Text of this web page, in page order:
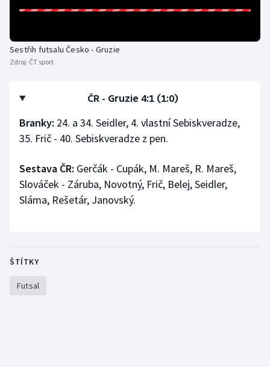
Parasport
Plážový volejbal
Ragby
Rychlobruslení
Rychlostní kanoistika
Sestřih futsalu Česko - Gruzie
Zdroj: ČT sport
ČR - Gruzie 4:1 (1:0)
Branky: 24. a 34. Seidler, 4. vlastní Sebiskveradze,
35. Frič - 40. Sebiskveradze z pen.
Sestava ČR: Gerčák - Cupák, M. Mareš, R. Mareš,
Slováček - Záruba, Novotný, Frič, Belej, Seidler,
Sláma, Rešetár, Janovský.
ŠTÍTKY
Futsal